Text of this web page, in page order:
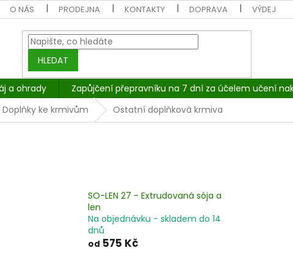
O NÁS PRODEJNA KONTAKTY DOPRAVA VÝDEJNÍ
HLEDAT
a ohrady Zapůjčení přepravníku na 7 dní za účelem učení
Doplňky ke krmivům Ostatní doplňková krmiva
SO-LEN 27 - Extrudovaná sója a
len
Na objednávku - skladem do 14
dnů
od 575 Kč